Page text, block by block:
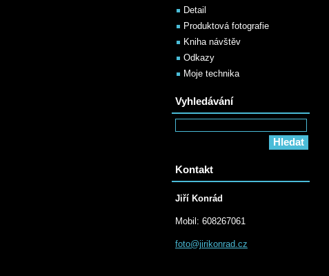
Detail
Produktová fotografie
Kniha návštěv
Odkazy
Moje technika
Vyhledávání
Kontakt
Jiří Konrád
Mobil: 608267061
foto@jirikonrad.cz